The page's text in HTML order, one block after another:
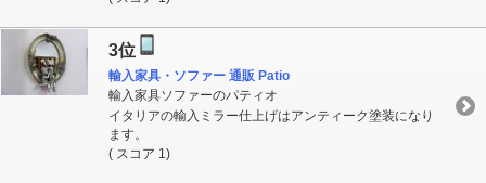
3位
輸入家具・ソファー 通販 Patio
輸入家具ソファーのパティオ
イタリアの輸入ミラー仕上げはアンティーク塗装になり
ます。
( スコア 1)